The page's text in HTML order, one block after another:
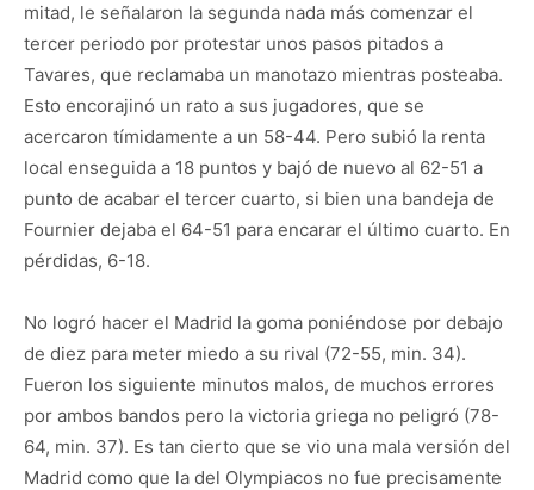
mitad, le señalaron la segunda nada más comenzar el
tercer periodo por protestar unos pasos pitados a
Tavares, que reclamaba un manotazo mientras posteaba.
Esto encorajinó un rato a sus jugadores, que se
acercaron tímidamente a un 58-44. Pero subió la renta
local enseguida a 18 puntos y bajó de nuevo al 62-51 a
punto de acabar el tercer cuarto, si bien una bandeja de
Fournier dejaba el 64-51 para encarar el último cuarto. En
pérdidas, 6-18.
No logró hacer el Madrid la goma poniéndose por debajo
de diez para meter miedo a su rival (72-55, min. 34).
Fueron los siguiente minutos malos, de muchos errores
por ambos bandos pero la victoria griega no peligró (78-
64, min. 37). Es tan cierto que se vio una mala versión del
Madrid como que la del Olympiacos no fue precisamente